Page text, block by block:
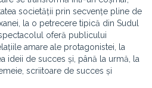
societății prin secvențe pline de
la o petrecere tipică din Sudul
oferă publicului
amare ale protagonistei, la
ideii de succes și, până la urmă, la
scriitoare de succes și